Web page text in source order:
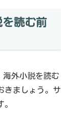
読む前
外小説を読む
きましょう。サ